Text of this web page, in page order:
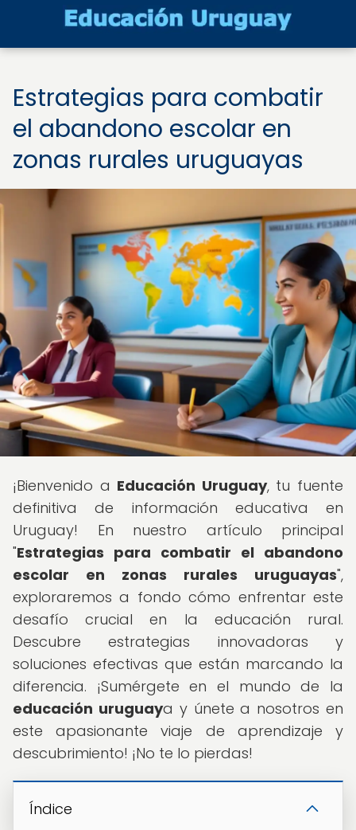
Estrategias para combatir
el abandono escolar en
zonas rurales uruguayas
¡Bienvenido a Educación Uruguay, tu fuente
definitiva de información educativa en
Uruguay! En nuestro artículo principal
"Estrategias para combatir el abandono
escolar en zonas rurales uruguayas",
exploraremos a fondo cómo enfrentar este
desafío crucial en la educación rural.
Descubre estrategias innovadoras y
soluciones efectivas que están marcando la
diferencia. ¡Sumérgete en el mundo de la
educación uruguaya y únete a nosotros en
este apasionante viaje de aprendizaje y
descubrimiento! ¡No te lo pierdas!
Índice